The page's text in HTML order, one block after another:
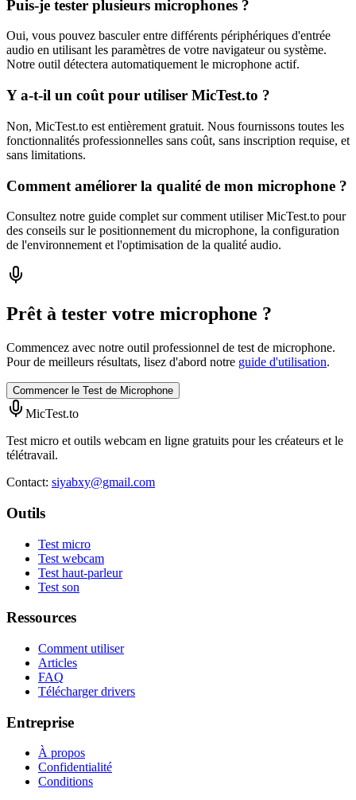
Puis-je tester plusieurs microphones ?
Oui, vous pouvez basculer entre différents périphériques d'entrée
audio en utilisant les paramètres de votre navigateur ou système.
Notre outil détectera automatiquement le microphone actif.
Y a-t-il un coût pour utiliser MicTest.to ?
Non, MicTest.to est entièrement gratuit. Nous fournissons toutes les
fonctionnalités professionnelles sans coût, sans inscription requise, et
sans limitations.
Comment améliorer la qualité de mon microphone ?
Consultez notre guide complet sur comment utiliser MicTest.to pour
des conseils sur le positionnement du microphone, la configuration
de l'environnement et l'optimisation de la qualité audio.
Prêt à tester votre microphone ?
Commencez avec notre outil professionnel de test de microphone.
Pour de meilleurs résultats, lisez d'abord notre guide d'utilisation.
Commencer le Test de Microphone
MicTest.to
Test micro et outils webcam en ligne gratuits pour les créateurs et le
télétravail.
Contact: siyabxy@gmail.com
Outils
Test micro
Test webcam
Test haut-parleur
Test son
Ressources
Comment utiliser
Articles
FAQ
Télécharger drivers
Entreprise
À propos
Confidentialité
Conditions